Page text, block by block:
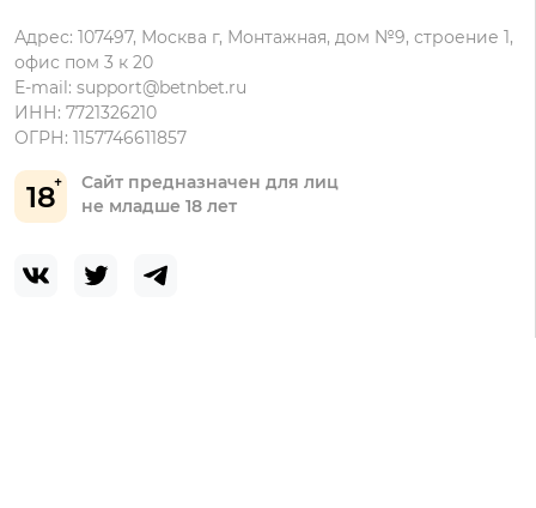
18
Сайт предназначен для лиц
не младше 18 лет
Адрес: 107497, Москва г, Монтажная, дом №9, строение 1,
офис пом 3 к 20
E-mail: support@betnbet.ru
ИНН: 7721326210
ОГРН: 1157746611857